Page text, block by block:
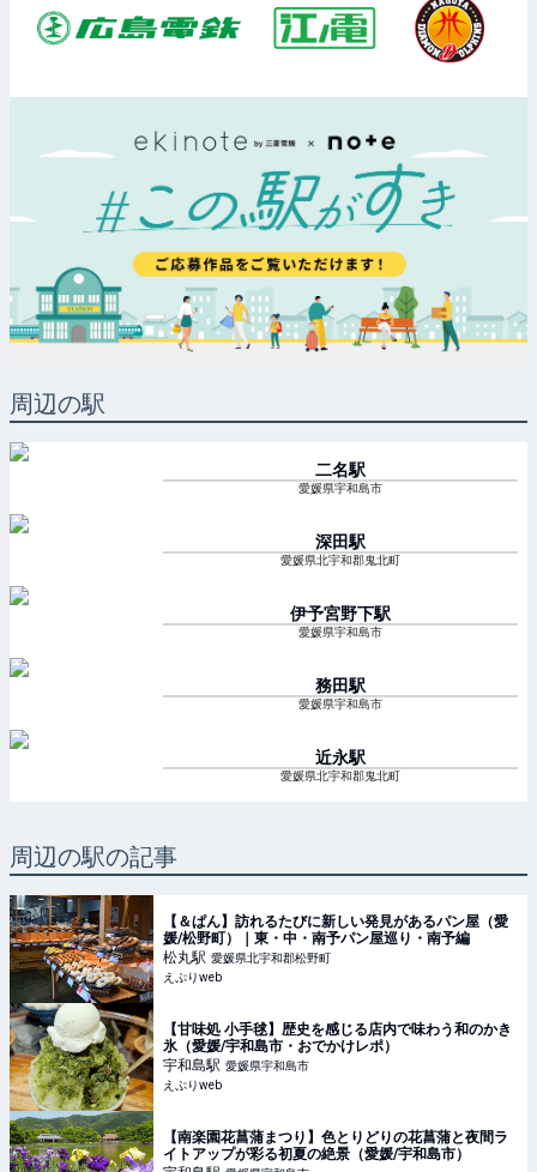
周辺の駅
二名駅
愛媛県宇和島市
深田駅
愛媛県北宇和郡鬼北町
伊予宮野下駅
愛媛県宇和島市
務田駅
愛媛県宇和島市
近永駅
愛媛県北宇和郡鬼北町
周辺の駅の記事
【＆ぱん】訪れるたびに新しい発見があるパン屋（愛
媛/松野町）｜東・中・南予パン屋巡り・南予編
松丸駅 愛媛県北宇和郡松野町
えぷりweb
【甘味処 小手毬】歴史を感じる店内で味わう和のかき
氷（愛媛/宇和島市・おでかけレポ）
宇和島駅 愛媛県宇和島市
えぷりweb
【南楽園花菖蒲まつり】色とりどりの花菖蒲と夜間ラ
イトアップが彩る初夏の絶景（愛媛/宇和島市）